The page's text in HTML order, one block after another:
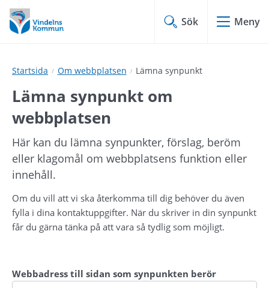
Hoppa
till
innehåll
Hoppa
till
undermeny
Sök Meny
Startsida Om webbplatsen Lämna synpunkt
Lämna synpunkt om
webbplatsen
Här kan du lämna synpunkter, förslag, beröm
eller klagomål om webbplatsens funktion eller
innehåll.
Om du vill att vi ska återkomma till dig behöver du även
fylla i dina kontaktuppgifter. När du skriver in din synpunkt
får du gärna tänka på att vara så tydlig som möjligt.
Webbadress till sidan som synpunkten berör